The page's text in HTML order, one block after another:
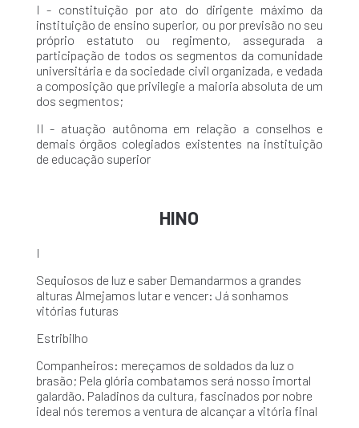
I - constituição por ato do dirigente máximo da
instituição de ensino superior, ou por previsão no seu
próprio estatuto ou regimento, assegurada a
participação de todos os segmentos da comunidade
universitária e da sociedade civil organizada, e vedada
a composição que privilegie a maioria absoluta de um
dos segmentos;
II - atuação autônoma em relação a conselhos e
demais órgãos colegiados existentes na instituição
de educação superior
HINO
I
Sequiosos de luz e saber Demandarmos a grandes
alturas Almejamos lutar e vencer: Já sonhamos
vitórias futuras
Estribilho
Companheiros: mereçamos de soldados da luz o
brasão; Pela glória combatamos será nosso imortal
galardão. Paladinos da cultura, fascinados por nobre
ideal nós teremos a ventura de alcançar a vitória final